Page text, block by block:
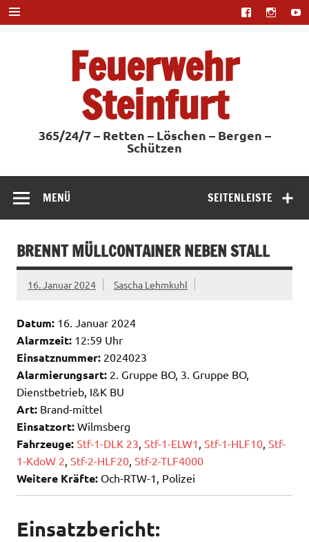
Zum
Inhalt
springen
Feuerwehr
Steinfurt
365/24/7 – Retten – Löschen – Bergen –
Schützen
SEITENLEISTE
MENÜ
BRENNT MÜLLCONTAINER NEBEN STALL
16. Januar 2024 Sascha Lehmkuhl
Datum: 16. Januar 2024
Alarmzeit: 12:59 Uhr
Einsatznummer: 2024023
Alarmierungsart: 2. Gruppe BO, 3. Gruppe BO,
Dienstbetrieb, I&K BU
Art: Brand-mittel
Einsatzort: Wilmsberg
Fahrzeuge: Stf-1-DLK 23 Stf-1-ELW1 Stf-1-HLF10 Stf-
1-KdoW 2 Stf-2-HLF20 Stf-2-TLF4000
Weitere Kräfte: Och-RTW-1, Polizei
Einsatzbericht: